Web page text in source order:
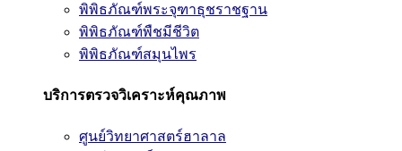
พิพิธภัณฑ์พระจุฑาธุชราชฐาน
พิพิธภัณฑ์พืชมีชีวิต
พิพิธภัณฑ์สมุนไพร
บริการตรวจวิเคราะห์คุณภาพ
ศูนย์วิทยาศาสตร์ฮาลาล